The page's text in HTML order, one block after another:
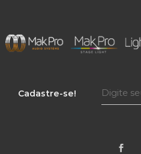
Cadastre-se!